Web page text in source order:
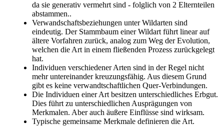
da sie generativ vermehrt sind - folglich von 2 Elternteilen
abstammen..
Verwandschaftsbeziehungen unter Wildarten sind
eindeutig. Der Stammbaum einer Wildart führt linear auf
ältere Vorfahren zurück, analog zum Weg der Evolution,
welchen die Art in einem fließenden Prozess zurückgelegt
hat.
Individuen verschiedener Arten sind in der Regel nicht
mehr untereinander kreuzungsfähig. Aus diesem Grund
gibt es keine verwandtschaftlichen Quer-Verbindungen.
Die Individuen einer Art besitzen unterschiedliches Erbgut.
Dies führt zu unterschiedlichen Ausprägungen von
Merkmalen. Aber auch äußere Einflüsse sind wirksam.
Typische gemeinsame Merkmale definieren die Art.